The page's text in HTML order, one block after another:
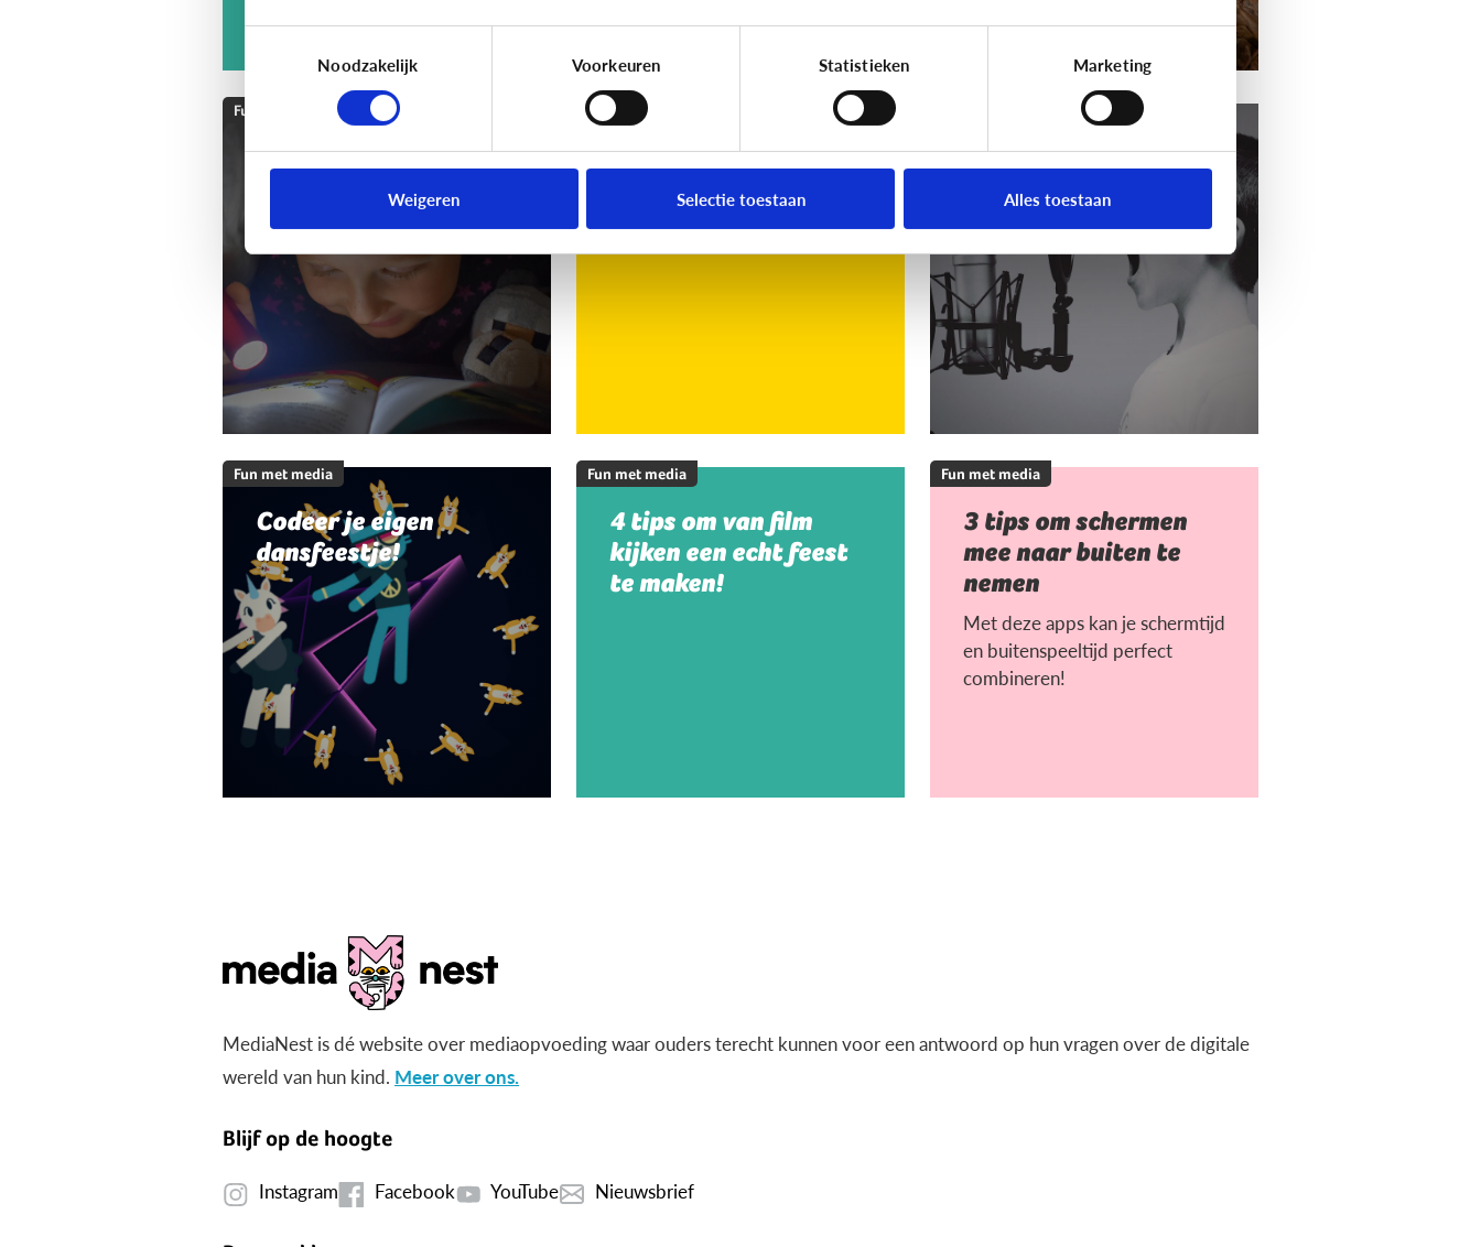
Noodzakelijk
Voorkeuren Statistieken Marketing
Weigeren Selectie toestaan Alles toestaan
Fun met media
Speels bijleren met
een educatieve app!
Fun met media
Maak je eigen GIF!
Maak je eigen
podcast!
Fun met media
Codeer je eigen
dansfeestje!
Fun met media
4 tips om van film
kijken een echt feest
te maken!
Fun met media
3 tips om schermen
mee naar buiten te
nemen
Met deze apps kan je schermtijd
en buitenspeeltijd perfect
combineren!
MediaNest is dé website over mediaopvoeding waar ouders terecht kunnen voor een antwoord op hun vragen over de digitale
wereld van hun kind. Meer over ons.
Blijf op de hoogte
Instagram Facebook YouTube Nieuwsbrief